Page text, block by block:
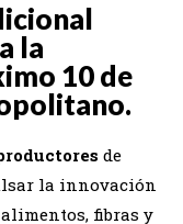
la
10 de
de
la innovación
fibras y